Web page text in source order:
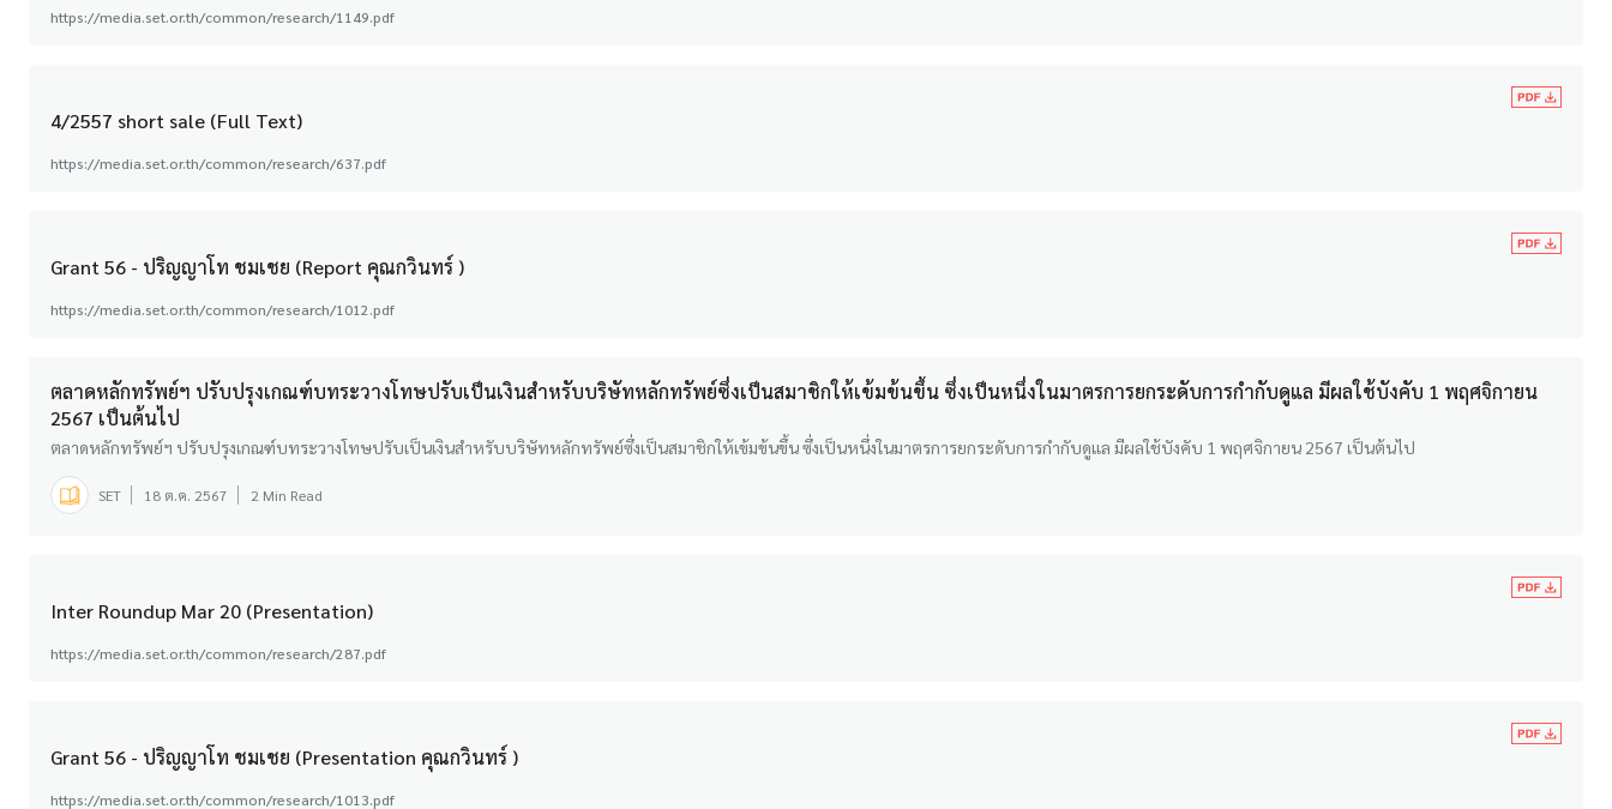
https://media.set.or.th/common/research/1149.pdf
4/2557 short sale (Full Text)
https://media.set.or.th/common/research/637.pdf
Grant 56 - ปริญญาโท ชมเชย (Report คุณกวินทร์ )
https://media.set.or.th/common/research/1012.pdf
ตลาดหลักทรัพย์ฯ ปรับปรุงเกณฑ์บทระวางโทษปรับเป็นเงินสำหรับบริษัทหลักทรัพย์ซึ่งเป็นสมาชิกให้เข้มข้นขึ้น ซึ่งเป็นหนึ่งในมาตรการยกระดับการกำกับดูแล มีผลใช้บังคับ 1 พฤศจิกายน
2567 เป็นต้นไป
ตลาดหลักทรัพย์ฯ ปรับปรุงเกณฑ์บทระวางโทษปรับเป็นเงินสำหรับบริษัทหลักทรัพย์ซึ่งเป็นสมาชิกให้เข้มข้นขึ้น ซึ่งเป็นหนึ่งในมาตรการยกระดับการกำกับดูแล มีผลใช้บังคับ 1 พฤศจิกายน 2567 เป็นต้นไป
SET 18 ต.ค. 2567 2 Min Read
Inter Roundup Mar 20 (Presentation)
https://media.set.or.th/common/research/287.pdf
Grant 56 - ปริญญาโท ชมเชย (Presentation คุณกวินทร์ )
https://media.set.or.th/common/research/1013.pdf